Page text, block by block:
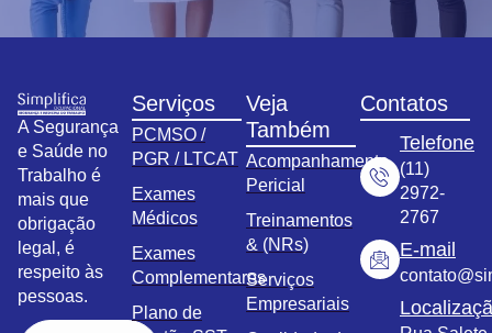
A Segurança
e Saúde no
Trabalho é
mais que
obrigação
legal, é
respeito às
pessoas.
Serviços
PCMSO /
PGR / LTCAT
Exames
Médicos
Exames
Complementares
Plano de
Veja
Também
Acompanhamento
Pericial
Treinamentos
& (NRs)
Serviços
Empresariais
Contatos
Telefone
(11)
2972-
2767
E-mail